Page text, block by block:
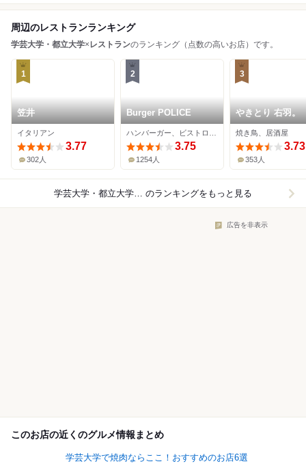
周辺のレストランランキング
学芸大学・都立大学× レストランのランキング（点数の高いお店）です。
1
笠井
イタリアン
3.77
302人
2
Burger POLICE
3.75
1254人
3
やきとり 右羽。
焼き鳥、居酒屋
3.73
353人
学芸大学・都立大学×レストラン のランキングをもっと見る
広告を非表示
このお店の近くのグルメ情報まとめ
学芸大学で焼肉ならここ！おすすめのお店6選